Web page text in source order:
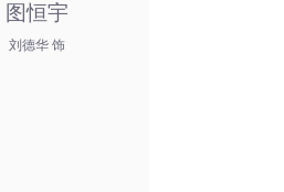
图恒宇
刘德华 饰